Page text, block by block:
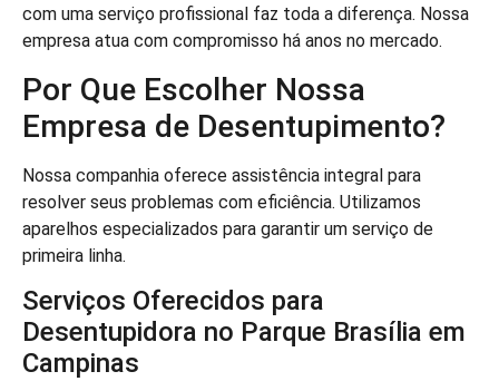
com uma serviço profissional faz toda a diferença. Nossa
empresa atua com compromisso há anos no mercado.
Por Que Escolher Nossa
Empresa de Desentupimento?
Nossa companhia oferece assistência integral para
resolver seus problemas com eficiência. Utilizamos
aparelhos especializados para garantir um serviço de
primeira linha.
Serviços Oferecidos para
Desentupidora no Parque Brasília em
Campinas